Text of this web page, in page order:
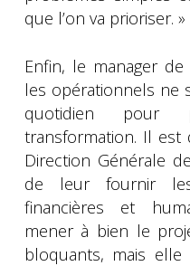
que l’on va prioriser. »
Enfin, le manager
les opérationnels ne
quotidien pour
transformation. Il est
Direction Générale
de leur fournir
financières et
mener à bien le
bloquants, mais